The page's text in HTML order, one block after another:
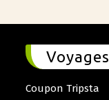
Voyages
Coupon Tripsta